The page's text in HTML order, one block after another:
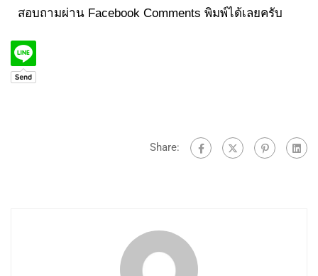
สอบถามผ่าน Facebook Comments พิมพ์ได้เลยครับ
Share: